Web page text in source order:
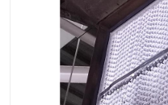
中车鼓风机
美国寿力空压机零部件
英格索兰COOPER离心